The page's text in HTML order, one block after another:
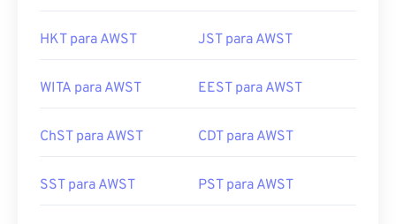
HKT para AWST JST para AWST
WITA para AWST EEST para AWST
ChST para AWST CDT para AWST
SST para AWST PST para AWST